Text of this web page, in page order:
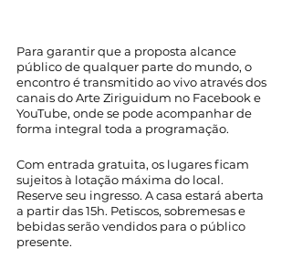
Para garantir que a proposta alcance
público de qualquer parte do mundo, o
encontro é transmitido ao vivo através dos
canais do Arte Ziriguidum no Facebook e
YouTube, onde se pode acompanhar de
forma integral toda a programação.
Com entrada gratuita, os lugares ficam
sujeitos à lotação máxima do local.
Reserve seu ingresso. A casa estará aberta
a partir das 15h. Petiscos, sobremesas e
bebidas serão vendidos para o público
presente.